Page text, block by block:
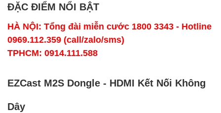
ĐẶC ĐIỂM NỔI BẬT
HÀ NỘI: Tổng đài miễn cước 1800 3343 - Hotline
0969.112.359 (call/zalo/sms)
TPHCM: 0914.111.588
EZCast M2S Dongle - HDMI Kết Nối Không
Dây